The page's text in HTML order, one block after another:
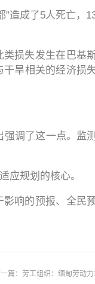
造成了5人死亡，
损失发生在巴基
旱相关的经济损
调了这一点。监
应规划的核心。
响的预报、全民
一篇：劳工组织：缅甸劳动